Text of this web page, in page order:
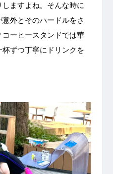
ますよね。そんな時に
外とそのハードルをさ
ーヒースタンドでは華
ずつ丁寧にドリンクを